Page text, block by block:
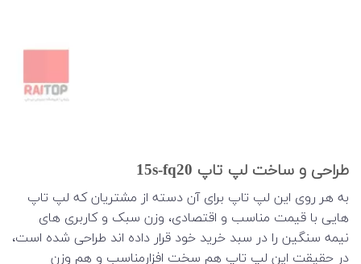
طراحی و ساخت لپ تاپ 15s-fq20
به هر روی این لپ تاپ برای آن دسته از مشتریان که لپ تاپ
هایی با قیمت مناسب و اقتصادی، وزن سبک و کاربری های
نیمه سنگین را در سبد خرید خود قرار داده اند طراحی شده است،
در حقیقت این لپ تاپ هم سخت افزارمناسب و هم وزن